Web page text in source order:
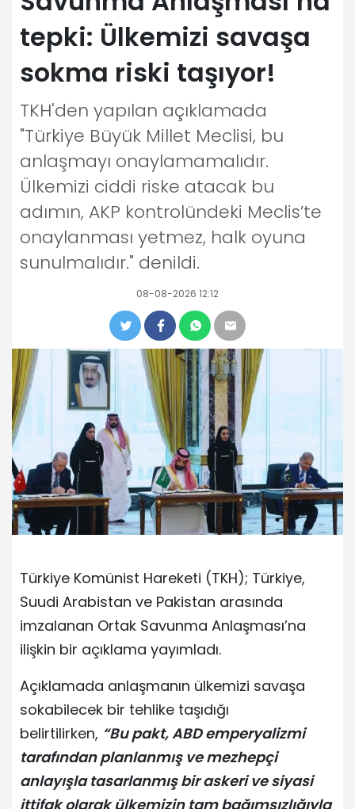
tepki: Ülkemizi savaşa
sokma riski taşıyor!
TKH'den yapılan açıklamada
"Türkiye Büyük Millet Meclisi, bu
anlaşmayı onaylamamalıdır.
Ülkemizi ciddi riske atacak bu
adımın, AKP kontrolündeki Meclis’te
onaylanması yetmez, halk oyuna
sunulmalıdır." denildi.
08-08-2026 12:12
Türkiye Komünist Hareketi (TKH); Türkiye,
Suudi Arabistan ve Pakistan arasında
imzalanan Ortak Savunma Anlaşması’na
ilişkin bir açıklama yayımladı.
Açıklamada anlaşmanın ülkemizi savaşa
sokabilecek bir tehlike taşıdığı
belirtilirken, “Bu pakt, ABD emperyalizmi
tarafından planlanmış ve mezhepçi
anlayışla tasarlanmış bir askeri ve siyasi
ittifak olarak ülkemizin tam bağımsızlığıyla